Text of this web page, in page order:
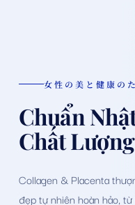
女性の美と健康の
Chuẩn
Chất Lượng
Collagen & Placenta
đẹp tự nhiên hoàn hảo,